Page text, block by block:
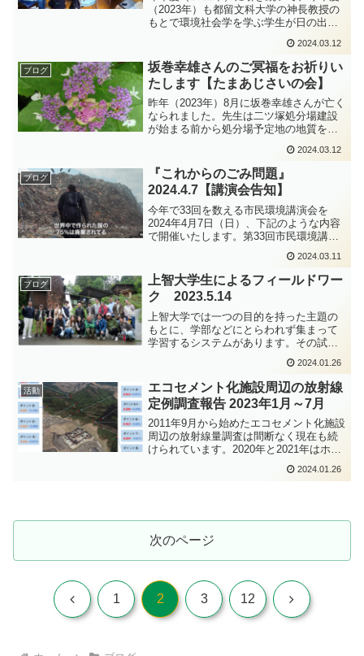
（2023年）も都留文科大学の神長教授の
もとで環境社会学を学ぶ学生が日の出処
のようなメールが届きました。全員で
「水からの速達」を観て、そこで生じた
素朴な疑問を今も地...
2024.03.12
ブログ
坂巻幸雄さんのご冥福をお祈りい
たします【たまあじさいの会】
昨年（2023年）8月に坂巻幸雄さんが亡く
なられました。先生は二ツ塚処分場建設
が始まる前から処分場予定地の地質を見
分場として不適切であることをアセスメ
ントや裁判で訴えられました。たまあじ
さいの会としてもい...
2024.03.12
ブログ
『これからのごみ問題』
2024.4.7【講演会告知】
今年で33回を数える市民環境講演会を
2024年4月7日（日）、下記のような内容
で開催いたします。第33回市民環境講演
がいらないと思った瞬間にゴミになりま
す。ならばその意味を逆に戻すこともで
きるの...
2024.03.11
ブログ
上智大学生によるフィールドワー
ク 2023.5.14
上智大学では一つの目的を持った主題の
もとに、学部などにとらわれず集まって
学習するシステムがあります。その試み
ワークの場として選ばれました。それは
なぜか・・・2023年5月14日、多摩
Kollect法律事務...
2024.01.26
活動
エコセメント化施設周辺の放射線
定例調査報告 2023年1月～7月
2011年9月から始めたエコセメント化施設
周辺の放射線量調査は間断なく現在も続
けられています。2020年と2021年はホッ
トスポットファインダーでの測定のみで
あったが、現在は線量計での計測も同時
2024.01.26
次のページ
前 1 2 3 12 次